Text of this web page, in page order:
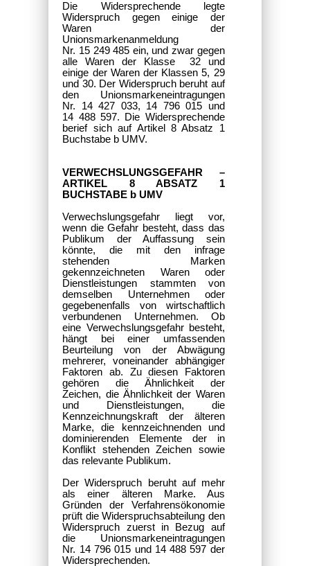
Die Widersprechende legte
Widerspruch gegen einige der
Waren der
Unionsmarkenanmeldung
Nr. 15 249 485 ein, und zwar gegen
alle Waren der Klasse 32 und
einige der Waren der Klassen 5, 29
und 30. Der Widerspruch beruht auf
den Unionsmarkeneintragungen
Nr. 14 427 033, 14 796 015 und
14 488 597. Die Widersprechende
berief sich auf Artikel 8 Absatz 1
Buchstabe b UMV.
VERWECHSLUNGSGEFAHR –
ARTIKEL 8 ABSATZ 1
BUCHSTABE b UMV
Verwechslungsgefahr liegt vor,
wenn die Gefahr besteht, dass das
Publikum der Auffassung sein
könnte, die mit den infrage
stehenden Marken
gekennzeichneten Waren oder
Dienstleistungen stammten von
demselben Unternehmen oder
gegebenenfalls von wirtschaftlich
verbundenen Unternehmen. Ob
eine Verwechslungsgefahr besteht,
hängt bei einer umfassenden
Beurteilung von der Abwägung
mehrerer, voneinander abhängiger
Faktoren ab. Zu diesen Faktoren
gehören die Ähnlichkeit der
Zeichen, die Ähnlichkeit der Waren
und Dienstleistungen, die
Kennzeichnungskraft der älteren
Marke, die kennzeichnenden und
dominierenden Elemente der in
Konflikt stehenden Zeichen sowie
das relevante Publikum.
Der Widerspruch beruht auf mehr
als einer älteren Marke. Aus
Gründen der Verfahrensökonomie
prüft die Widerspruchsabteilung den
Widerspruch zuerst in Bezug auf
die Unionsmarkeneintragungen
Nr. 14 796 015 und 14 488 597 der
Widersprechenden.